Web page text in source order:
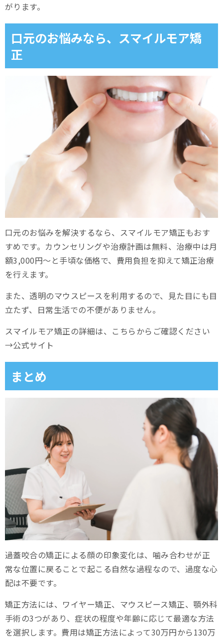
がります。
口元のお悩みなら、スマイルモア矯
正
口元のお悩みを解決するなら、スマイルモア矯正もおす
すめです。カウンセリングや治療計画は無料、治療中は月
額3,000円～と手頃な価格で、費用負担を抑えて矯正治療
を行えます。
また、透明のマウスピースを利用するので、見た目にも目
立たず、日常生活での不便がありません。
スマイルモア矯正の詳細は、こちらからご確認ください
→公式サイト
まとめ
過蓋咬合の矯正による顔の印象変化は、噛み合わせが正
常な位置に戻ることで起こる自然な過程なので、過度な心
配は不要です。
矯正方法には、ワイヤー矯正、マウスピース矯正、顎外科
手術の3つがあり、症状の程度や年齢に応じて最適な方法
を選択します。費用は矯正方法によって30万円から130万